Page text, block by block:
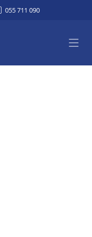
055 711 090